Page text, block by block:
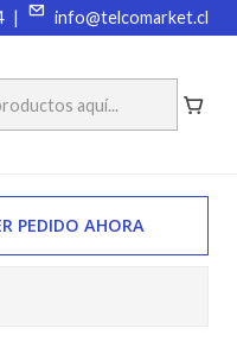
| info@telcomarket.cl
PEDIDO AHORA